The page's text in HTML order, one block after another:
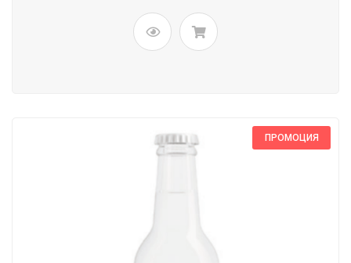
ПРОМОЦИЯ